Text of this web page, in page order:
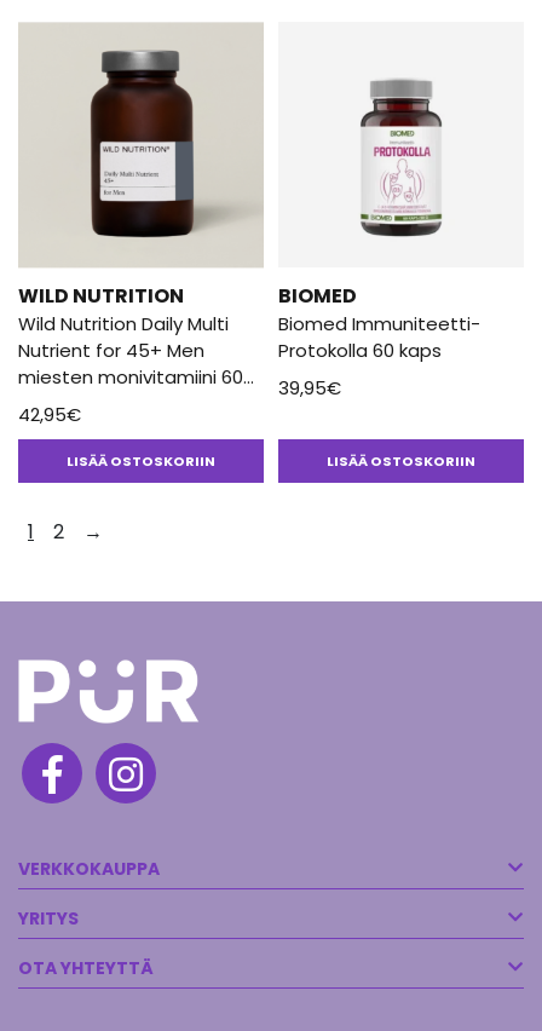
WILD NUTRITION
Wild Nutrition Daily Multi
Nutrient for 45+ Men
miesten monivitamiini 60
Kaps
42,95€
LISÄÄ OSTOSKORIIN
BIOMED
Biomed Immuniteetti-
Protokolla 60 kaps
39,95€
LISÄÄ OSTOSKORIIN
1 2 →
VERKKOKAUPPA
YRITYS
OTA YHTEYTTÄ